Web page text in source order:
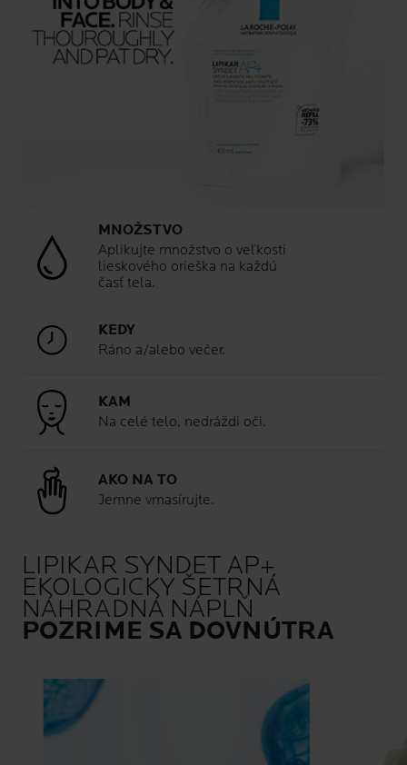
MNOŽSTVO
Aplikujte množstvo o veľkosti
lieskového orieška na každú
časť tela.
KEDY
Ráno a/alebo večer.
KAM
Na celé telo, nedráždi oči.
AKO NA TO
Jemne vmasírujte.
LIPIKAR SYNDET AP+
EKOLOGICKY ŠETRNÁ
NÁHRADNÁ NÁPLŇ
POZRIME SA DOVNÚTRA